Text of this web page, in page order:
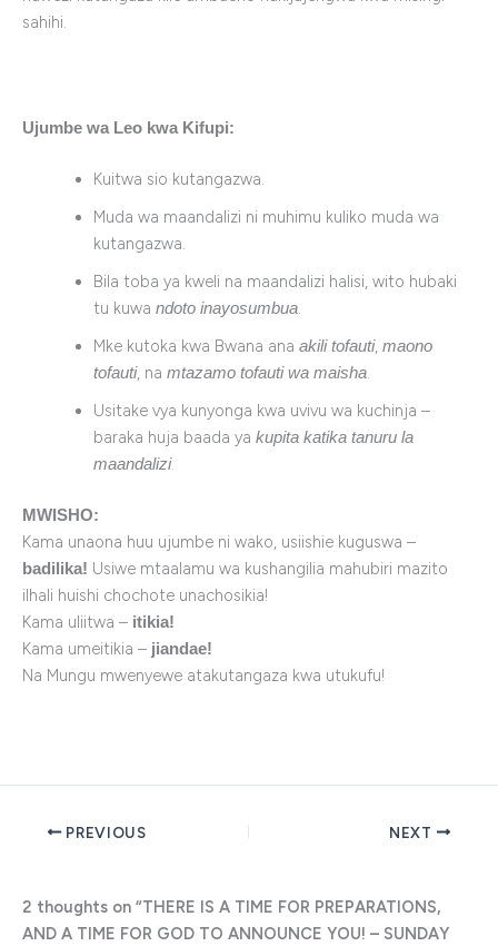
sahihi.
Ujumbe wa Leo kwa Kifupi:
Kuitwa sio kutangazwa.
Muda wa maandalizi ni muhimu kuliko muda wa
kutangazwa.
Bila toba ya kweli na maandalizi halisi, wito hubaki
tu kuwa ndoto inayosumbua.
Mke kutoka kwa Bwana ana akili tofauti, maono
tofauti, na mtazamo tofauti wa maisha.
Usitake vya kunyonga kwa uvivu wa kuchinja –
baraka huja baada ya kupita katika tanuru la
maandalizi.
MWISHO:
Kama unaona huu ujumbe ni wako, usiishie kuguswa –
badilika! Usiwe mtaalamu wa kushangilia mahubiri mazito
ilhali huishi chochote unachosikia!
Kama uliitwa – itikia!
Kama umeitikia – jiandae!
Na Mungu mwenyewe atakutangaza kwa utukufu!
PREVIOUS NEXT
2 thoughts on “THERE IS A TIME FOR PREPARATIONS,
AND A TIME FOR GOD TO ANNOUNCE YOU! – SUNDAY